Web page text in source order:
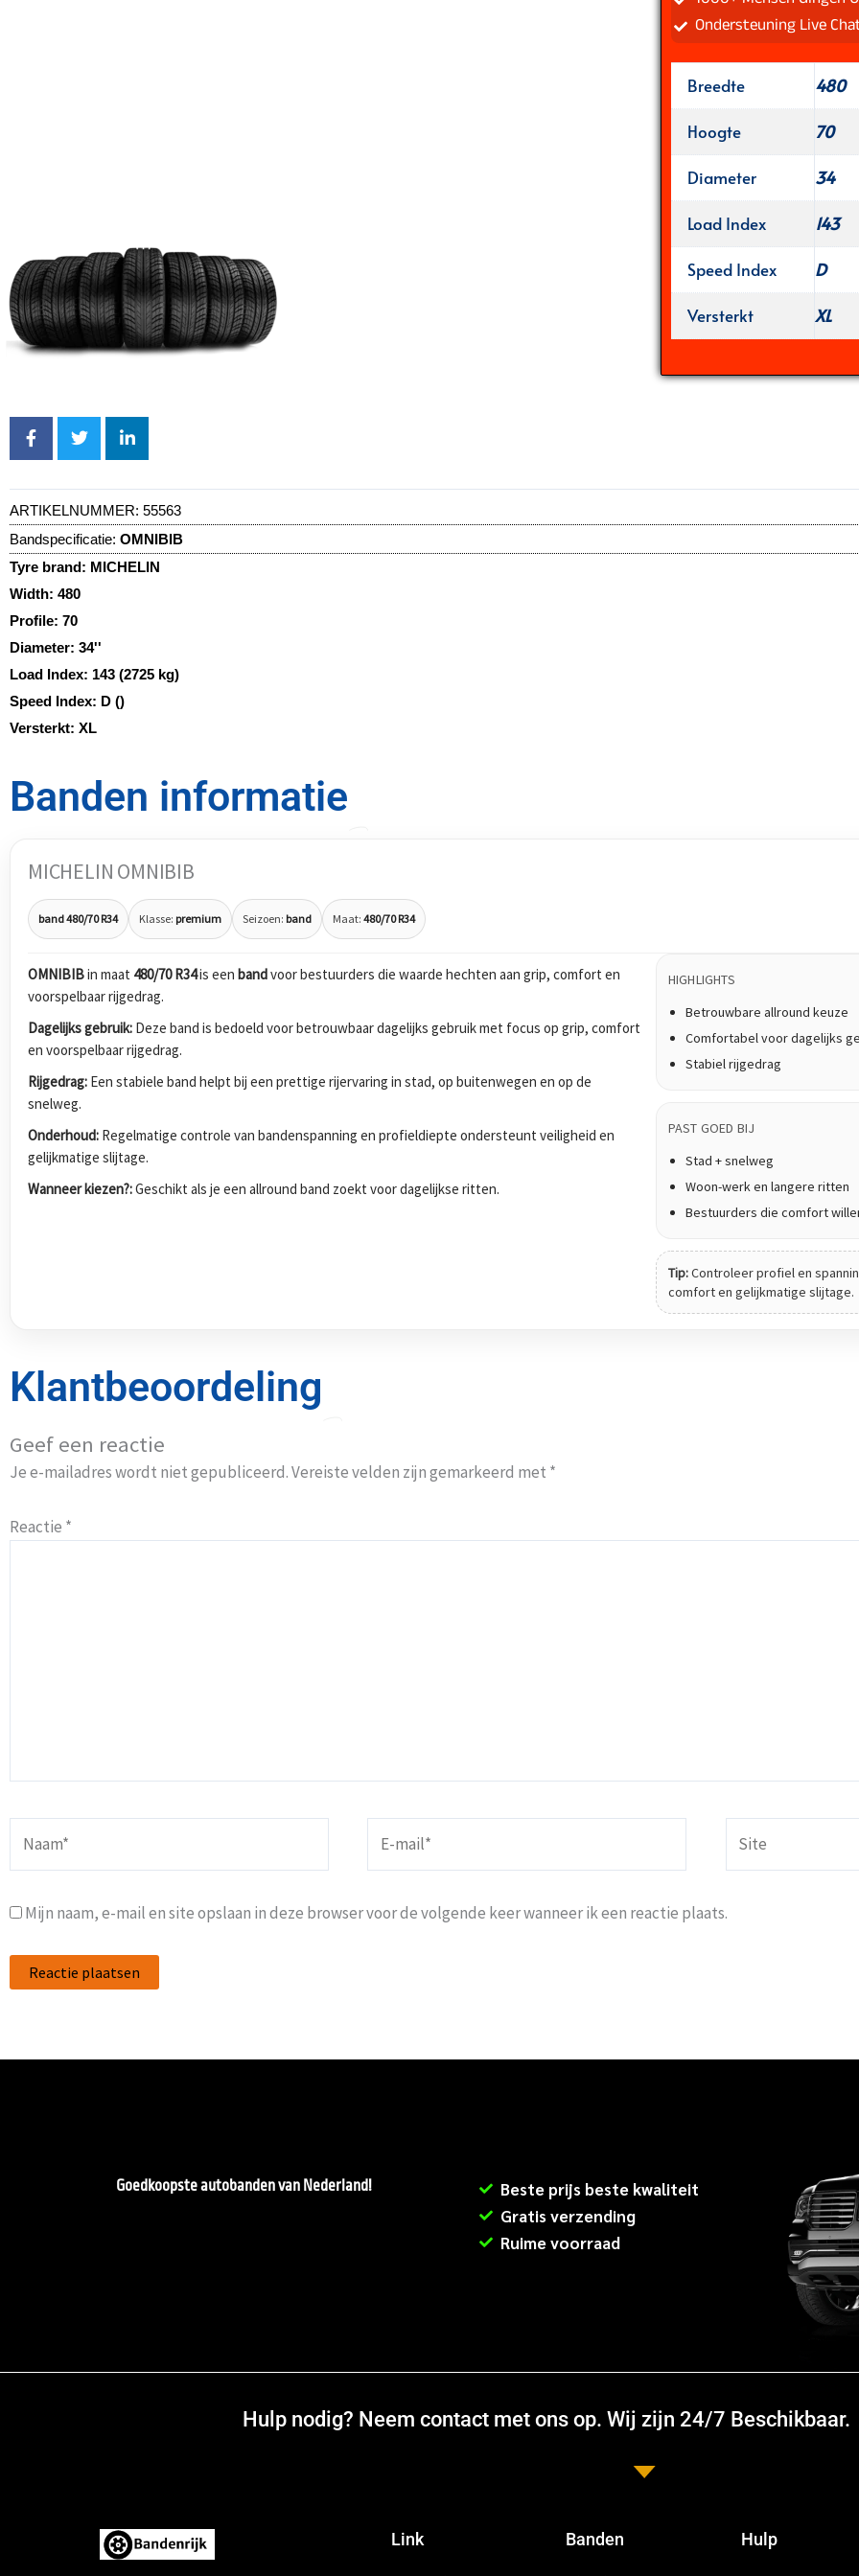
Ondersteuning Live
Breedte
480
Hoogte
70
Diameter
34
Load Index
143
Speed Index
D
Versterkt
XL
ARTIKELNUMMER: 55563
Bandspecificatie: OMNIBIB
Tyre brand: MICHELIN
Width: 480
Profile: 70
Diameter: 34''
Load Index: 143 (2725 kg)
Speed Index: D ()
Versterkt: XL
Banden informatie
MICHELIN OMNIBIB
band 480/70 R34 Klasse: premium Seizoen: band Maat: 480/70 R34
OMNIBIBin maat 480/70 R34is een bandvoor bestuurders die waarde hechten aan grip, comfort en
voorspelbaar rijgedrag.
Dagelijks gebruik: Deze band is bedoeld voor betrouwbaar dagelijks gebruik met focus op grip, comfort
en voorspelbaar rijgedrag.
Rijgedrag: Een stabiele band helpt bij een prettige rijervaring in stad, op buitenwegen en op de
snelweg.
Onderhoud: Regelmatige controle van bandenspanning en profieldiepte ondersteunt veiligheid en
gelijkmatige slijtage.
Wanneer kiezen?:Geschikt als je een allround band zoekt voor dagelijkse ritten.
HIGHLIGHTS
Betrouwbare allround keuze
Comfortabel voor dagelijks
Stabiel rijgedrag
PAST GOED BIJ
Stad + snelweg
Woon-werk en langere ritten
Bestuurders die comfort
Tip:Controleer profiel en
comfort en gelijkmatige slijtage.
Klantbeoordeling
Geef een reactie
Je e-mailadres wordt niet gepubliceerd.Vereiste velden zijn gemarkeerd met *
Reactie *
mail*
Mijn naam, e-mail en site opslaan in deze browser voor de volgende keer wanneer ik een reactie plaats.
Goedkoopste autobanden van Nederland!
Beste prijs beste kwaliteit
Gratis verzending
Ruime voorraad
Hulp nodig? Neem contact met ons op. Wij zijn 24/7 Beschikbaar.
Link Banden Hulp